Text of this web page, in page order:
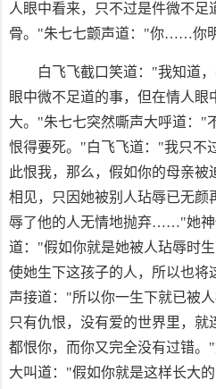
人眼中看来，只不过是件微不足
骨。"朱七七颤声道："你……你
白飞飞截口笑道："我知道
眼中微不足道的事，但在情人眼
大。"朱七七突然嘶声大呼道："
恨得要死。"白飞飞道："我只不
此恨我，那么，假如你的母亲被
相见，只因她被别人玷辱已无颜
辱了他的人无情地抛弃……"她神
道："假如你就是她被人玷辱时
使她生下这孩子的人，所以也
声接道："所以你一生下就已被
只有仇恨，没有爱的世界里，就
都恨你，而你又完全没有过错。
大叫道："假如你就是这样长大